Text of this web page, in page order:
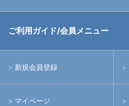
中古アームシステム
ライト
アームシステム
RGBlue
イノン
ご利用ガイド/会員メニュー
新規会員登録
マイページ